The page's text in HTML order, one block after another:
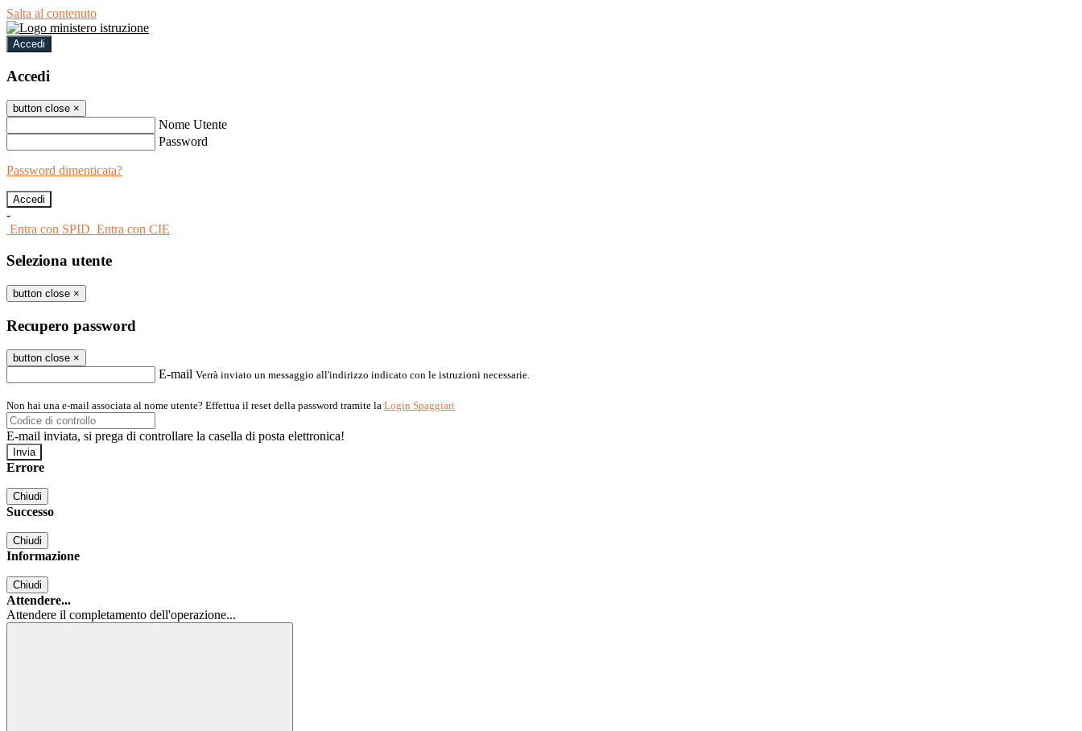
Salta al contenuto
Accedi
Accedi
button close ×
Nome Utente
Password
Password dimenticata?
-
Entra con SPID Entra con CIE
Seleziona utente
button close ×
Recupero password
button close ×
E-mail Verrà inviato un messaggio all'indirizzo indicato con le istruzioni necessarie.
Non hai una e-mail associata al nome utente? Effettua il reset della password tramite la Login Spaggiari
E-mail inviata, si prega di controllare la casella di posta elettronica!
Errore
Chiudi
Successo
Chiudi
Informazione
Chiudi
Attendere...
Attendere il completamento dell'operazione...